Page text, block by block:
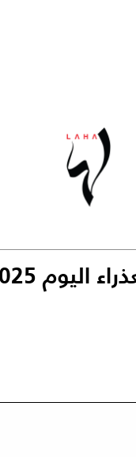
09/09/2025